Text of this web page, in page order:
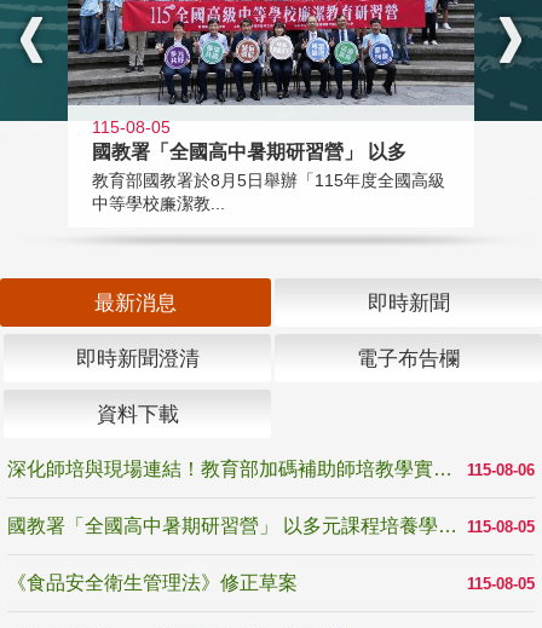
115-08-05
國教署「全國高中暑期研習營」 以多
教育部國教署於8月5日舉辦「115年度全國高級
中等學校廉潔教...
最新消息 即時新聞
即時新聞澄清 電子布告欄
資料下載
115-08-06
深化師培與現場連結！教育部加碼補助師培教學實踐研究 10月師培國際研討會交流教學實踐經驗
115-08-05
國教署「全國高中暑期研習營」 以多元課程培養學生瞭解誠信專業與倫理價值
115-08-05
《食品安全衛生管理法》修正草案